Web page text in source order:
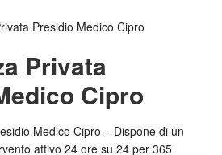
Presidio Medico Cipro
Privata
Cipro
Medico Cipro – Dispone di un
attivo 24 ore su 24 per 365